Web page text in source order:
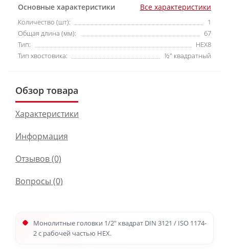
Основные характеристики Все характеристики
Количество (шт):
1
Общая длина (мм):
67
Тип:
HEX8
Тип хвостовика:
½″ квадратный
Обзор товара
Характеристики
Информация
Отзывов (0)
Вопросы (0)
Монолитные головки 1/2" квадрат DIN 3121 / ISO 1174-
2 с рабочей частью HEX.